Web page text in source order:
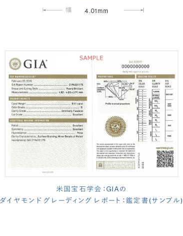
4.01mm
米国宝石学会：GIAの
ダイヤモンド グレーディング レポート：鑑定書(サンプル)